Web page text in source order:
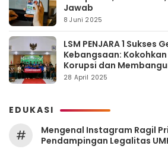
Jawab
8 Juni 2025
LSM PENJARA 1 Sukses
Kebangsaan:
Korupsi dan
Berintegritas
28 April 2025
EDUKASI
#
Mengenal Instagram Ragil
Pendampingan Legalitas